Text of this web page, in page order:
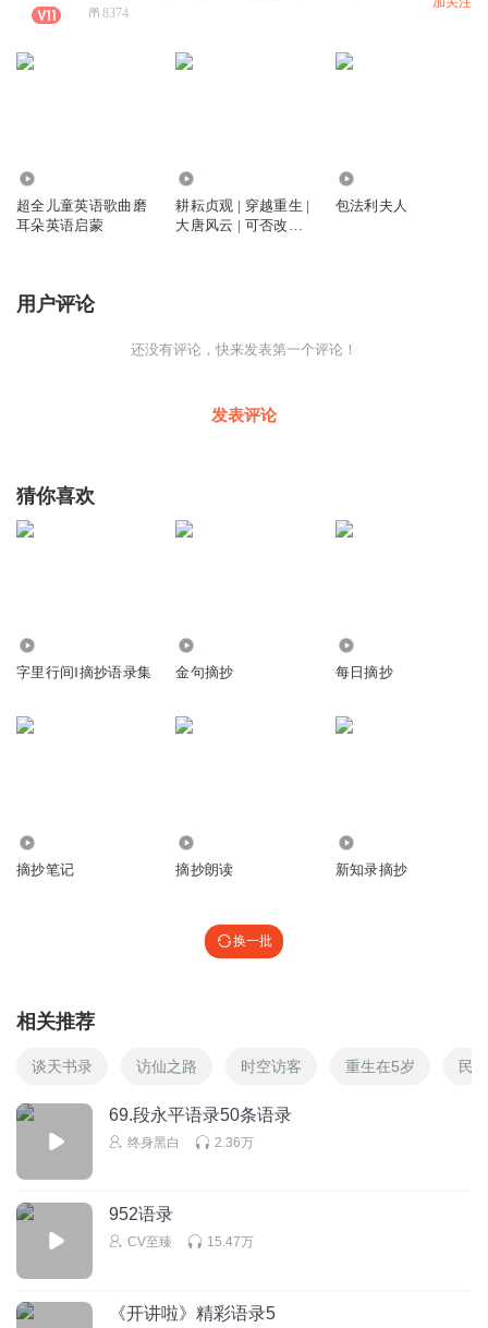
8374
超全儿童英语歌曲磨
耳朵英语启蒙
耕耘贞观 | 穿越重生 |
大唐风云 | 可否改变
包法利夫人
用户评论
还没有评论，快来发表第一个评论！
发表评论
猜你喜欢
字里行间‖摘抄语录集 金句摘抄 每日摘抄
摘抄笔记 摘抄朗读 新知录摘抄
换一批
相关推荐
谈天书录 访仙之路 时空访客 重生在5岁 民
69.段永平语录50条语录
终身黑白 2.36万
952语录
CV至臻 15.47万
《开讲啦》精彩语录5